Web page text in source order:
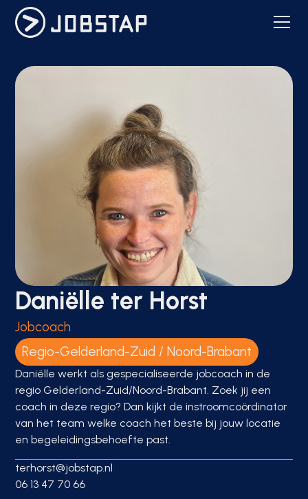
Daniëlle ter Horst
Jobcoach
Regio-Gelderland-Zuid / Noord-Brabant
Daniëlle werkt als gespecialiseerde jobcoach in de
regio Gelderland-Zuid/Noord-Brabant. Zoek jij een
coach in deze regio? Dan kijkt de instroomcoördinator
van het team welke coach het beste bij jouw locatie
en begeleidingsbehoefte past.
terhorst@jobstap.nl
06 13 47 70 66